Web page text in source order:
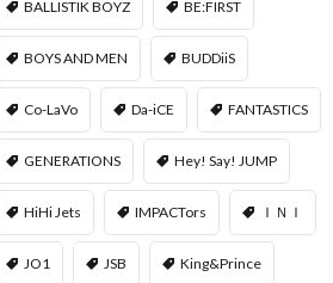
BALLISTIK BOYZ BE:FIRST
BOYS AND MEN BUDDiiS
Co-LaVo Da-iCE FANTASTICS
GENERATIONS Hey! Say! JUMP
HiHi Jets IMPACTors ＩＮＩ
JO1 JSB King&Prince